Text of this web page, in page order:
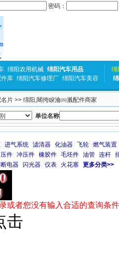
密码：
绵阳农用机械 绵阳汽车用品
库 绵阳汽车修理厂 绵阳汽车美容
绵
片 >> 绵阳,闀挎睙瀹㈣溅配件商家
单位名称
进气系统 滤清器 化油器 飞轮 燃气装置
件 冲压件 橡胶件 毛坯件 油管 连杆
断电器 闪光器 仪表 火花塞 更多分类>>
或者您没有输入合适的查询条
击